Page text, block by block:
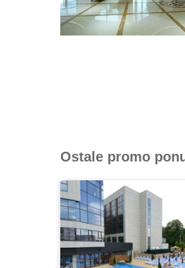
Ostale promo